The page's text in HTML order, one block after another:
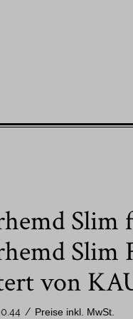
New
Button
Kent
Langarm
Slim
Slim
von
/ Preise inkl. MwSt.